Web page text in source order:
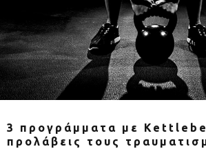
3 προγράμματα με
προλάβεις τους